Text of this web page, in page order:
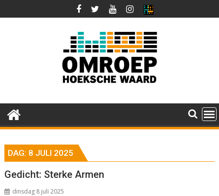
naar
DAG: 8 JULI 2025
Gedicht: Sterke Armen
dinsdag 8 juli 2025